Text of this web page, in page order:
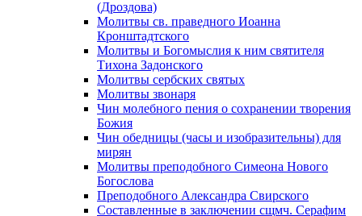
(Дроздова)
Молитвы св. праведного Иоанна
Кронштадтского
Молитвы и Богомыслия к ним святителя
Тихона Задонского
Молитвы сербских святых
Молитвы звонаря
Чин молебного пения о сохранении творения
Божия
Чин обедницы (часы и изобразительны) для
мирян
Молитвы преподобного Симеона Нового
Богослова
Преподобного Александра Свирского
Составленные в заключении сщмч. Серафим